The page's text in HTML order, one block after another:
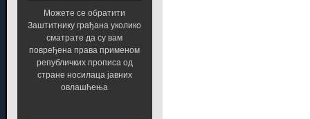
Можете се обратити
Заштитнику грађана уколико
сматрате да су вам
повређена права применом
републичких прописа од
стране носилаца јавних
овлашћења